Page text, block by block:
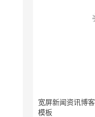
宽屏新闻资讯博
模板